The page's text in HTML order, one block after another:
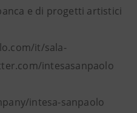
e di progetti artistici
it/sala-
intesasanpaolo
intesa-sanpaolo